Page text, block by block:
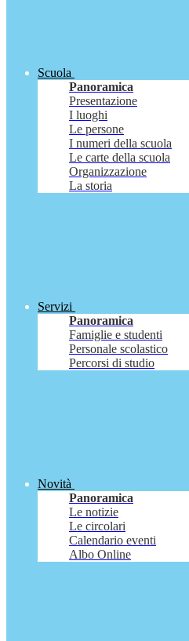
Scuola
Panoramica
Presentazione
I luoghi
Le persone
I numeri della scuola
Le carte della scuola
Organizzazione
La storia
Servizi
Panoramica
Famiglie e studenti
Personale scolastico
Percorsi di studio
Novità
Panoramica
Le notizie
Le circolari
Calendario eventi
Albo Online